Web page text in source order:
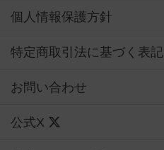
個人情報保護方針
特定商取引法に基づく表記
お問い合わせ
公式X